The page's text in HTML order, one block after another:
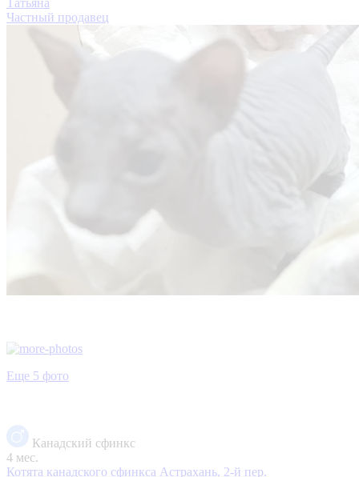
Частный продавец
Еще 5 фото
Канадский сфинкс
4 мес.
Котята канадского сфинкса Астрахань, 2-й пер.